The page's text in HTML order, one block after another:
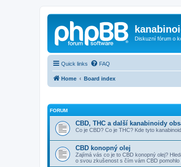
Diskuzní fórum o
Quick links FAQ
Home Board index
FORUM
CBD, THC a další kanabinoidy
Co je CBD? Co je THC? Kde tyto
CBD konopný olej
Zajímá vás co je to CBD konopný olej?
o svou zkušenost s čím vám CBD pomohlo